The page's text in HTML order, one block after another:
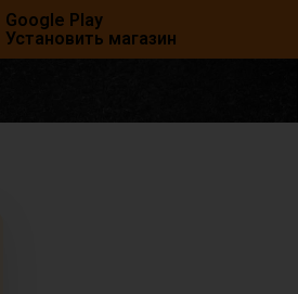
Google Play
Установить магазин